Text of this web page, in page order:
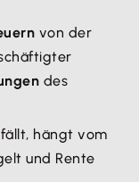
von der
des
hängt vom
und Rente